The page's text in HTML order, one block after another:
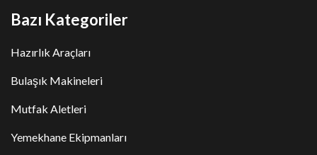
Bazı Kategoriler
Hazırlık Araçları
Bulaşık Makineleri
Mutfak Aletleri
Yemekhane Ekipmanları